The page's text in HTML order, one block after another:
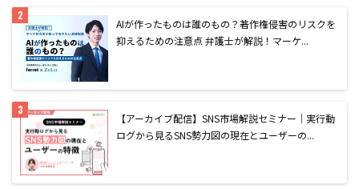
AIが作ったものは誰のもの？著作権侵害のリスクを
抑えるための注意点 弁護士が解説！マーケ...
【アーカイブ配信】SNS市場解説セミナー｜実行動
ログから見るSNS勢力図の現在とユーザーの...